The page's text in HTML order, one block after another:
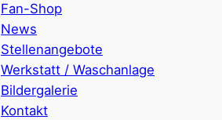
Fan-Shop
News
Stellenangebote
Werkstatt / Waschanlage
Bildergalerie
Kontakt